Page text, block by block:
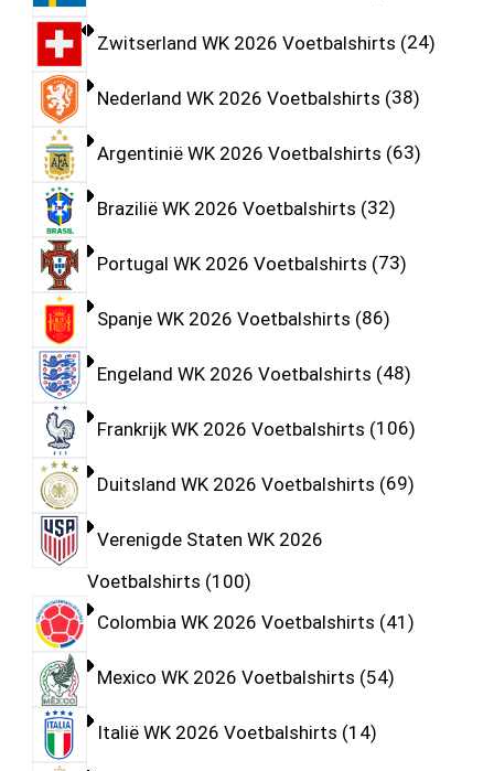
Zwitserland WK 2026 Voetbalshirts 24
Nederland WK 2026 Voetbalshirts 38
Argentinië WK 2026 Voetbalshirts 63
Brazilië WK 2026 Voetbalshirts 32
Portugal WK 2026 Voetbalshirts 73
Spanje WK 2026 Voetbalshirts 86
Engeland WK 2026 Voetbalshirts 48
Frankrijk WK 2026 Voetbalshirts 106
Duitsland WK 2026 Voetbalshirts 69
Verenigde Staten WK 2026
Voetbalshirts 100
Colombia WK 2026 Voetbalshirts 41
Mexico WK 2026 Voetbalshirts 54
Italië WK 2026 Voetbalshirts 14